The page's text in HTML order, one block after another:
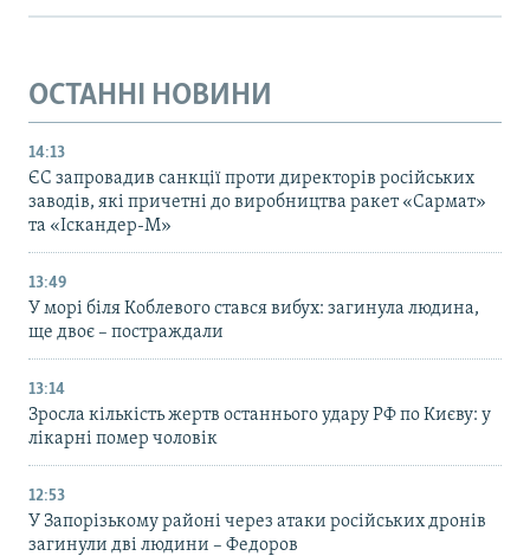
ОСТАННІ НОВИНИ
14:13
ЄС запровадив санкції проти директорів російських
заводів, які причетні до виробництва ракет «Сармат»
та «Іскандер-М»
13:49
У морі біля Коблевого стався вибух: загинула людина,
ще двоє – постраждали
13:14
Зросла кількість жертв останнього удару РФ по Києву: у
лікарні помер чоловік
12:53
У Запорізькому районі через атаки російських дронів
загинули дві людини – Федоров